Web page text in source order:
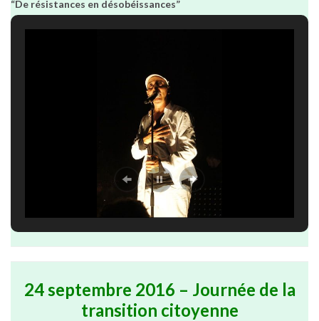
“De résistances en désobéissances”
24 septembre 2016 – Journée de la
transition citoyenne